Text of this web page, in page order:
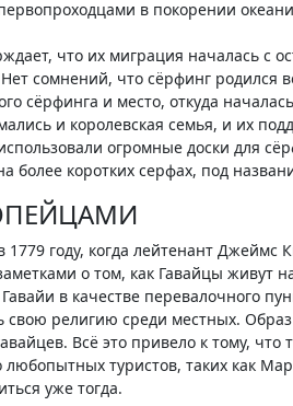
в покорении
что их миграция началась с
сомнений, что сёрфинг родился
сёрфинга и место, откуда
и королевская семья, и их
огромные доски для
более коротких серфах, под
году, когда лейтенант
о том, как Гавайцы
в качестве перевалочного
религию среди местных.
Всё это привело к тому, что
туристов, таких как
уже тогда.